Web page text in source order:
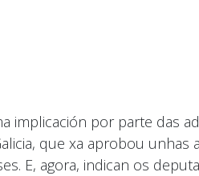
implicación por parte das
que xa aprobou
E, agora, indican os